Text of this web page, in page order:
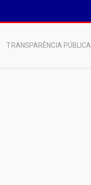
TRANSPARÊNCIA PÚBLICA